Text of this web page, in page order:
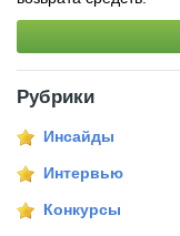
Рубрики
Инсайды
Интервью
Конкурсы